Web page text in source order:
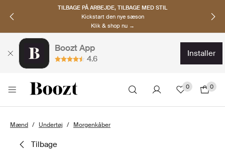
TILBAGE PÅ ARBEJDE, TILBAGE MED STIL
Kickstart den nye sæson
Klik & shop nu →
Boozt App
4.6
installer
0 0
Mænd Undertøj Morgenkåber
tilbage